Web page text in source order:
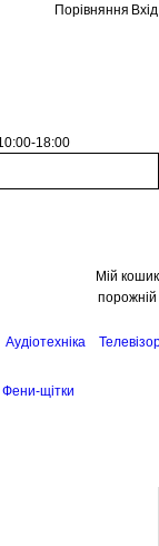
Порівняння Вхід
18:00
Мій кошик
порожній
Аудіотехніка
Фени-щітки